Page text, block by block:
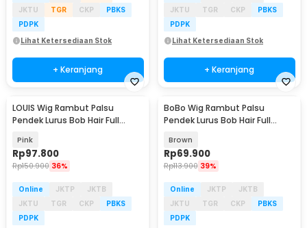
JKTU
TGR CKP
PBKS
PDPK
Lihat Ketersediaan Stok
+ Keranjang
JKTU
TGR CKP
PBKS
PDPK
Lihat Ketersediaan Stok
+ Keranjang
LOUIS Wig Rambut Palsu
Pendek Lurus Bob Hair Full
Pink
Rp97.800
Rp150.900 36%
Online JKTP
JKTB
JKTU
TGR CKP
PBKS
PDPK
BoBo Wig Rambut Palsu
Pendek Lurus Bob Hair Full
Brown
Rp69.900
Rp113.900 39%
Online JKTP
JKTB
JKTU
TGR CKP
PBKS
PDPK